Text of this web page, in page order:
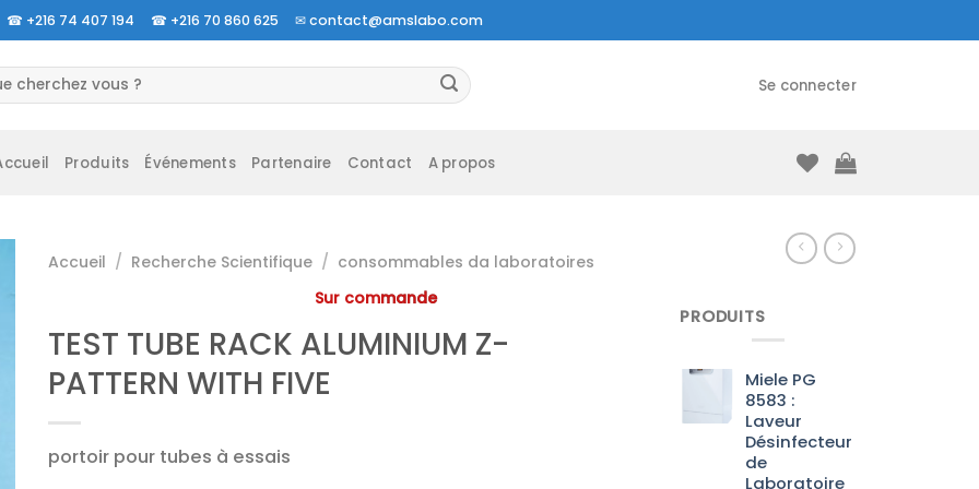
☎ +216 74 407 194 ☎ +216 70 860 625 ✉contact@amslabo.com
Se connecter
Produits Événements Partenaire Contact A propos
Accueil / Recherche Scientifique / consommables da laboratoires
Sur commande
TEST TUBE RACK ALUMINIUM Z-
PATTERN WITH FIVE
portoir pour tubes à essais
PRODUITS
Miele PG
8583 :
Laveur
Désinfecteur
de
Laboratoire